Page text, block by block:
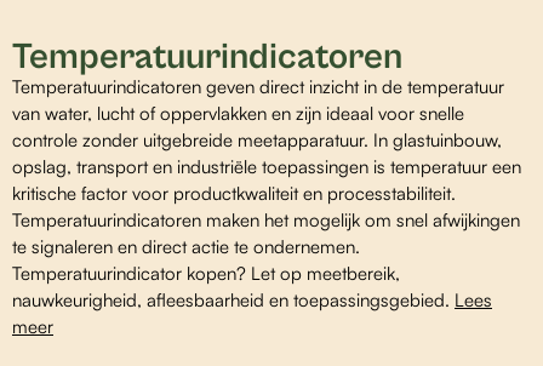
Temperatuurindicatoren
Temperatuurindicatoren geven direct inzicht in de temperatuur
van water, lucht of oppervlakken en zijn ideaal voor snelle
controle zonder uitgebreide meetapparatuur. In glastuinbouw,
opslag, transport en industriële toepassingen is temperatuur een
kritische factor voor productkwaliteit en processtabiliteit.
Temperatuurindicatoren maken het mogelijk om snel afwijkingen
te signaleren en direct actie te ondernemen.
Temperatuurindicator kopen? Let op meetbereik,
nauwkeurigheid, afleesbaarheid en toepassingsgebied. Lees
meer